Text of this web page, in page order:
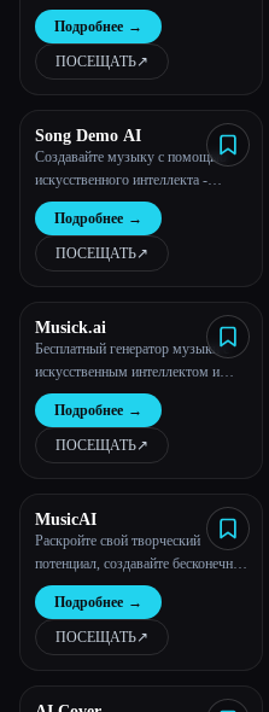
Пакет для создания музыки на
базе искусственного интеллекта
Подробнее →
ПОСЕЩАТЬ↗︎
Song Demo AI
Создавайте музыку с помощью
искусственного интеллекта -
демонстрационная версия песен AI
Подробнее →
ПОСЕЩАТЬ↗︎
Musick.ai
Бесплатный генератор музыки с
искусственным интеллектом и
создатель песен AI онлайн
Подробнее →
ПОСЕЩАТЬ↗︎
MusicAI
Раскройте свой творческий
потенциал, создавайте бесконечное
количество музыки.
Подробнее →
ПОСЕЩАТЬ↗︎